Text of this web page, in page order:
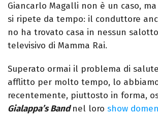
Giancarlo Magalli non è un caso,
si ripete da tempo: il conduttore
no ha trovato casa in nessun
televisivo di Mamma Rai.
Superato ormai il problema di
afflitto per molto tempo, lo
recentemente, piuttosto in forma,
Gialappa’s Bandnel loro show